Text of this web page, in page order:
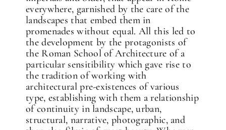
everywhere, garnished by the care of the
landscapes that embed them in
promenades without equal. All this led to
the development by the protagonists of
the Roman School of Architecture of a
particular sensitibility which gave rise to
the tradition of working with
architectural pre-existences of various
type, establishing with them a relationship
of continuity in landscape, urban,
structural, narrative, photographic, and